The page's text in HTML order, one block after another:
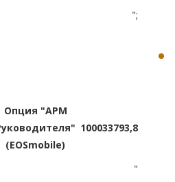
";
Опция "АРМ
(EOSmobile)
100033793,8
"